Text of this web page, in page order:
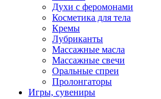
Духи с феромонами
Косметика для тела
Кремы
Лубриканты
Массажные масла
Массажные свечи
Оральные спреи
Пролонгаторы
Игры, сувениры